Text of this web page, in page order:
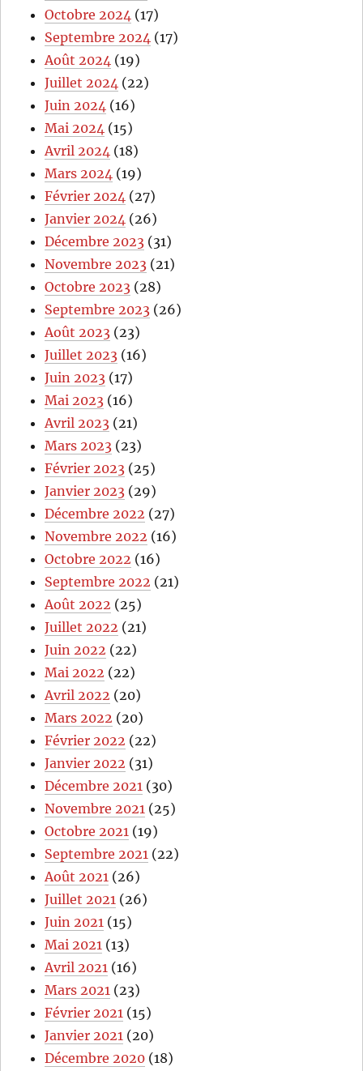
Octobre 2024 (17)
Septembre 2024 (17)
Août 2024 (19)
Juillet 2024 (22)
Juin 2024 (16)
Mai 2024 (15)
Avril 2024 (18)
Mars 2024 (19)
Février 2024 (27)
Janvier 2024 (26)
Décembre 2023 (31)
Novembre 2023 (21)
Octobre 2023 (28)
Septembre 2023 (26)
Août 2023 (23)
Juillet 2023 (16)
Juin 2023 (17)
Mai 2023 (16)
Avril 2023 (21)
Mars 2023 (23)
Février 2023 (25)
Janvier 2023 (29)
Décembre 2022 (27)
Novembre 2022 (16)
Octobre 2022 (16)
Septembre 2022 (21)
Août 2022 (25)
Juillet 2022 (21)
Juin 2022 (22)
Mai 2022 (22)
Avril 2022 (20)
Mars 2022 (20)
Février 2022 (22)
Janvier 2022 (31)
Décembre 2021 (30)
Novembre 2021 (25)
Octobre 2021 (19)
Septembre 2021 (22)
Août 2021 (26)
Juillet 2021 (26)
Juin 2021 (15)
Mai 2021 (13)
Avril 2021 (16)
Mars 2021 (23)
Février 2021 (15)
Janvier 2021 (20)
Décembre 2020 (18)